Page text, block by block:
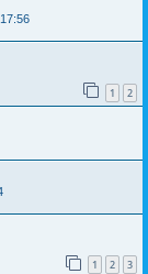
1 2
1 2 3